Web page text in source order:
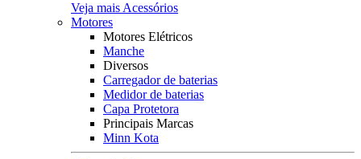
Veja mais Acessórios
Motores
Motores Elétricos
Manche
Diversos
Carregador de baterias
Medidor de baterias
Capa Protetora
Principais Marcas
Minn Kota